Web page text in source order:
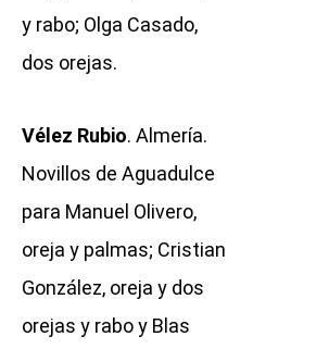
y rabo; Olga Casado,
dos orejas.
Vélez Rubio. Almería.
Novillos de Aguadulce
para Manuel Olivero,
oreja y palmas; Cristian
González, oreja y dos
orejas y rabo y Blas